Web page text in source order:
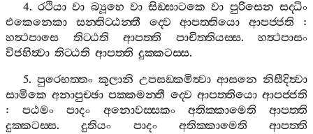
4. රථියා වා බ්‍යූහෙ වා සිඞ‍්ඝාටකෙ වා පුරිසෙන සද‍්ධිං
එකෙනෙකා
සන‍්තිට‍්ඨන‍්තී ද‍්වෙ ආපත‍්තියො ආපජ‍්ජති :
හත්‍ථපාසෙ
තිට‍්ඨති ආපත‍්ති පාචිත‍්තියස‍්ස. හත්‍ථපාසං
විජහිත්‍වා තිට‍්ඨති ආපත‍්ති දුක‍්කටස‍්ස.
5. පුරෙභත‍්තං කුලානි උපසඞ‍්කමිත්‍වා ආසනෙ නිසීදිත්‍වා
සාමිකෙ අනාපුච‍්ඡා පක‍්කමන‍්තී ද‍්වෙ ආපත‍්තියො ආපජ‍්ජති
:පඨමං පාදං අනොවස‍්සකං අතික‍්කාමෙති
ආපත‍්ති
දුක‍්කටස‍්ස.දුතියං පාදං අතික‍්කාමෙති
ආපත‍්ති